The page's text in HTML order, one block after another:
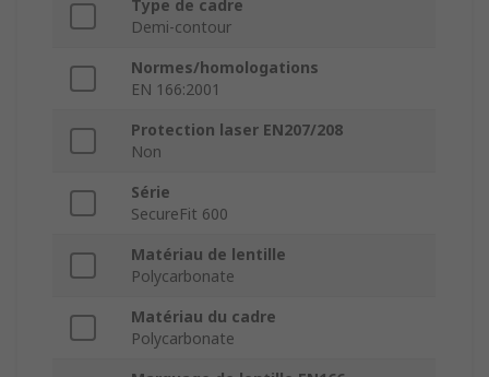
Type de cadre
Demi-contour
Normes/homologations
EN 166:2001
Protection laser EN207/208
Non
Série
SecureFit 600
Matériau de lentille
Polycarbonate
Matériau du cadre
Polycarbonate